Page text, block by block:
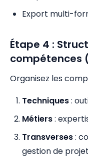
Export multi-
Étape 4 :
compétences
Organisez les
Techniques:
Métiers:
Transverses:
gestion de